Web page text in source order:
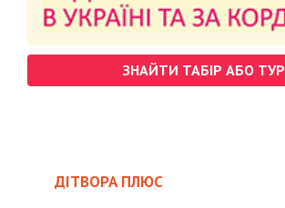
ЗНАЙТИ ТАБІР АБО ТУР
ДІТВОРА ПЛЮС